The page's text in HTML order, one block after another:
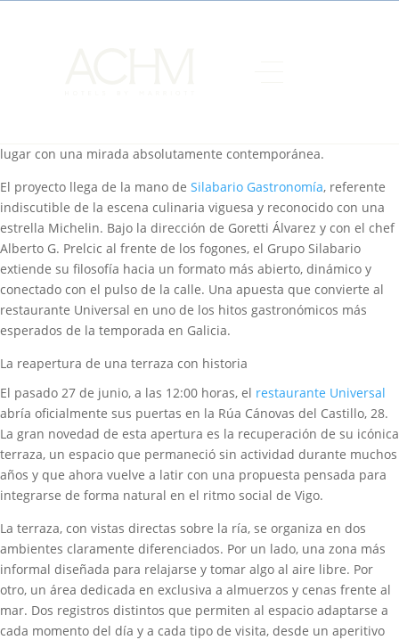
lugar con una mirada absolutamente contemporánea.
El proyecto llega de la mano de Silabario Gastronomía, referente
indiscutible de la escena culinaria viguesa y reconocido con una
estrella Michelin. Bajo la dirección de Goretti Álvarez y con el chef
Alberto G. Prelcic al frente de los fogones, el Grupo Silabario
extiende su filosofía hacia un formato más abierto, dinámico y
conectado con el pulso de la calle. Una apuesta que convierte al
restaurante Universal en uno de los hitos gastronómicos más
esperados de la temporada en Galicia.
La reapertura de una terraza con historia
El pasado 27 de junio, a las 12:00 horas, el restaurante Universal
abría oficialmente sus puertas en la Rúa Cánovas del Castillo, 28.
La gran novedad de esta apertura es la recuperación de su icónica
terraza, un espacio que permaneció sin actividad durante muchos
años y que ahora vuelve a latir con una propuesta pensada para
integrarse de forma natural en el ritmo social de Vigo.
La terraza, con vistas directas sobre la ría, se organiza en dos
ambientes claramente diferenciados. Por un lado, una zona más
informal diseñada para relajarse y tomar algo al aire libre. Por
otro, un área dedicada en exclusiva a almuerzos y cenas frente al
mar. Dos registros distintos que permiten al espacio adaptarse a
cada momento del día y a cada tipo de visita, desde un aperitivo